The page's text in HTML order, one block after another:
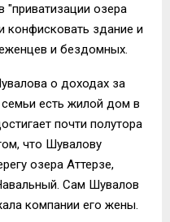
озера
конфисковать здание и
и бездомных.
о доходах за
семьи есть жилой дом в
почти полутора
что Шувалову
озера Аттерзе,
Сам Шувалов
компании его жены.